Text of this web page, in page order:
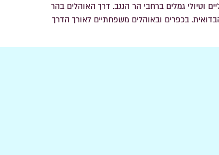
וטיולי גמלים ברחבי הר הנגב. דרך האוהלים בהר
בכפרים ובאוהלים משפחתיים לאורך הדרך